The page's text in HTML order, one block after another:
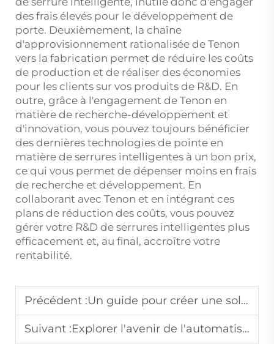
des frais élevés pour le développement de
porte. Deuxièmement, la chaîne
d'approvisionnement rationalisée de Tenon
vers la fabrication permet de réduire les coûts
de production et de réaliser des économies
pour les clients sur vos produits de R&D. En
outre, grâce à l'engagement de Tenon en
matière de recherche-développement et
d'innovation, vous pouvez toujours bénéficier
des dernières technologies de pointe en
matière de serrures intelligentes à un bon prix,
ce qui vous permet de dépenser moins en frais
de recherche et développement. En
collaborant avec Tenon et en intégrant ces
plans de réduction des coûts, vous pouvez
gérer votre R&D de serrures intelligentes plus
efficacement et, au final, accroître votre
rentabilité.
Précédent :Un guide pour créer une solution de serrure intelligente différenciée pour votre marché
Suivant :Explorer l'avenir de l'automatisation des bâtiments avec l'intégration de serrures intelligentes